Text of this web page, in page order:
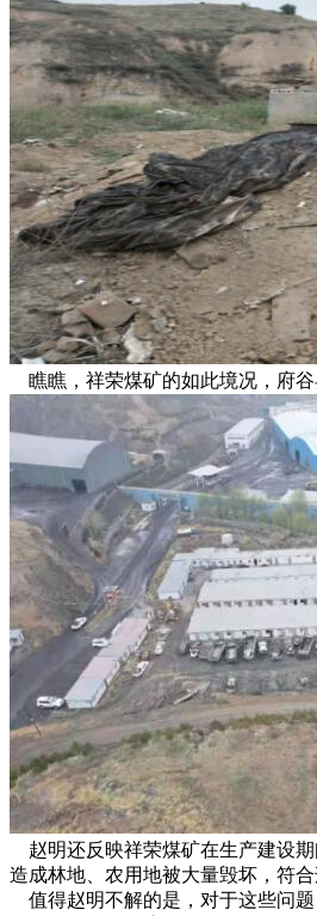
瞧瞧，祥荣煤矿的如此境况，府谷
赵明还反映祥荣煤矿在生产建设期
造成林地、农用地被大量毁坏，符
值得赵明不解的是，对于这些问题